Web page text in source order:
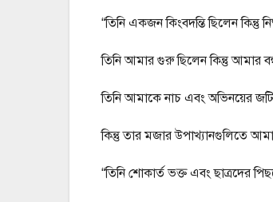
“তিনি একজন কিংবদন্তি ছিলেন কিন্তু
তিনি আমার গুরু ছিলেন কিন্তু আমার
তিনি আমাকে নাচ এবং অভিনয়ের
কিন্তু তার মজার উপাখ্যানগুলিতে
“তিনি শোকার্ত ভক্ত এবং ছাত্রদের